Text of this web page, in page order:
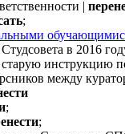
|
;
в 2016
старую инструкцию
между
;
;